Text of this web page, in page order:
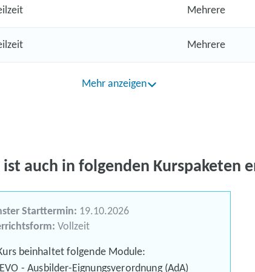
Mehrere
Mehrere
Mehr anzeigen
ist auch in folgenden Kurspaketen
Starttermin: 19.10.2026
Vollzeit
beinhaltet folgende Module:
- Ausbilder-Eignungsverordnung (AdA)